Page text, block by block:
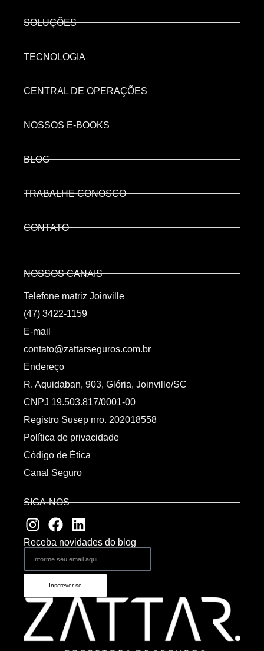
SOLUÇÕES
TECNOLOGIA
CENTRAL DE OPERAÇÕES
NOSSOS E-BOOKS
BLOG
TRABALHE CONOSCO
CONTATO
NOSSOS CANAIS
Telefone matriz Joinville
(47) 3422-1159
E-mail
contato@zattarseguros.com.br
Endereço
R. Aquidaban, 903, Glória, Joinville/SC
CNPJ 19.503.817/0001-00
Registro Susep nro. 202018558
Política de privacidade
Código de Ética
Canal Seguro
SIGA-NOS
Receba novidades do blog
Inscrever-se